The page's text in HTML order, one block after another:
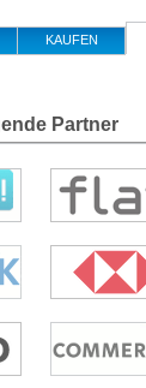
KAUFEN
Partner